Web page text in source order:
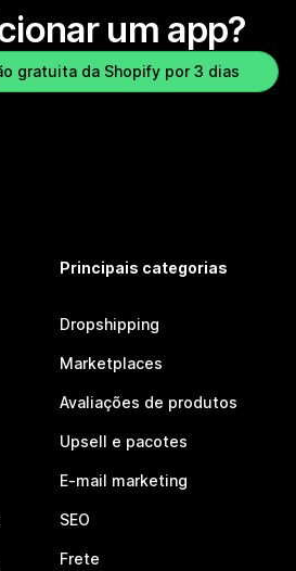
um app?
gratuita da Shopify por 3 dias
Principais categorias
Dropshipping
Marketplaces
Avaliações de produtos
Upsell e pacotes
E-mail marketing
SEO
Frete